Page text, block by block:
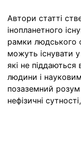
Автори статті
інопланетного
рамки людського
можуть існувати
які не
людини і
позаземний розум
нефізичні